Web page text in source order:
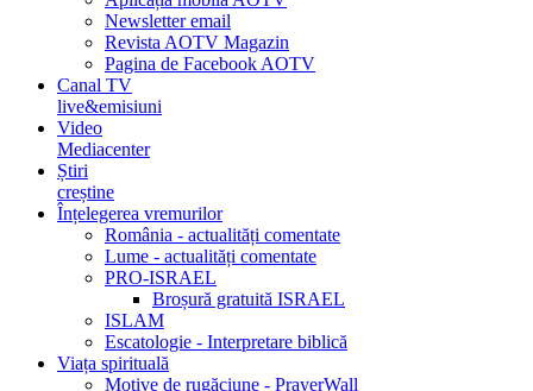
Newsletter email
Revista AOTV Magazin
Pagina de Facebook AOTV
Canal TV
live&emisiuni
Video
Mediacenter
Știri
creștine
Înțelegerea vremurilor
România - actualități comentate
Lume - actualități comentate
PRO-ISRAEL
Broșură gratuită ISRAEL
ISLAM
Escatologie - Interpretare biblică
Viața spirituală
Motive de rugăciune - PrayerWall